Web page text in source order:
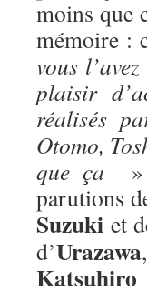
moins que
mémoire :
vous
plaisir
réalisés
Otomo,
que ça
parutions
Suzuki et
d’Urazawa
Katsuhiro